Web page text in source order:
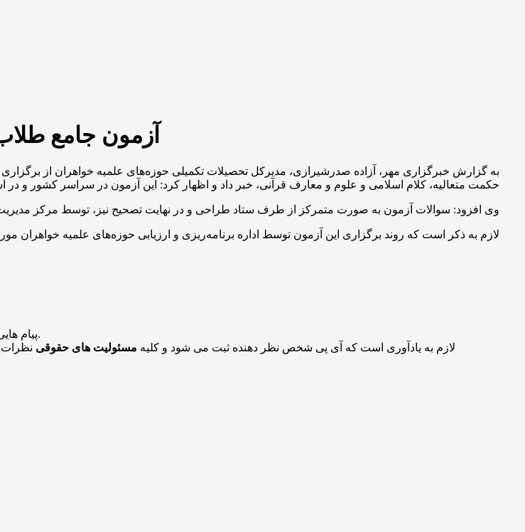
آزمون جامع طلاب سطح ۴ حوزه‌های علمیه
حکمت متعالیه، کلام اسلامی و علوم و معارف قرآنی، خبر داد و اظهار کرد: این آزمون در سراسر کشور و
وی افزود: سوالات آزمون به صورت متمرکز از طرف ستاد طراحی و در نهایت تصحیح نیز، توسط مرکز مدیریت
لازم به ذکر است که روند برگزاری این آزمون توسط اداره برنامه‌ریزی و ارزیابی حوزه‌های علمیه خواهران
پیامباشد منتشر نخواهد شد.
لازم به یادآوری است که آی پی شخص نظر دهنده ثبت می شود و کلیه مسئولیت های حقوقی